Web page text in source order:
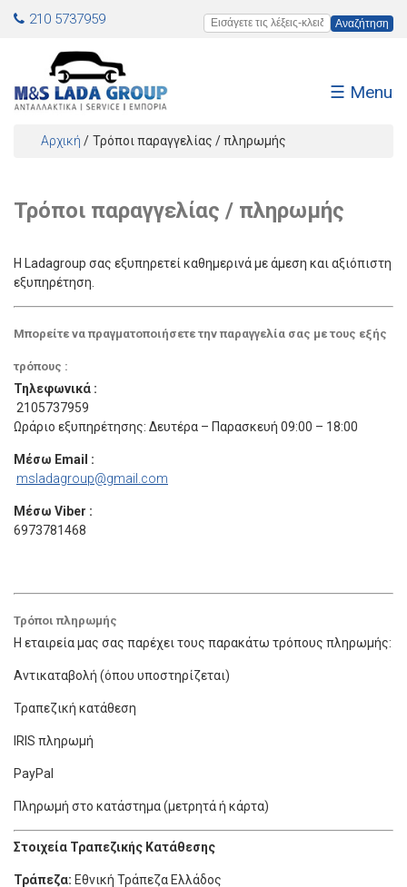
Jump to navigation
210 5737959 Εισάγετε τις λέξεις-κλειδιά
☰ Menu
Είστε εδώ
Αρχική / Τρόποι παραγγελίας / πληρωμής
Τρόποι παραγγελίας / πληρωμής
Η Ladagroup σας εξυπηρετεί καθημερινά με άμεση και αξιόπιστη
εξυπηρέτηση.
Μπορείτε να πραγματοποιήσετε την παραγγελία σας με τους εξής
τρόπους :
Τηλεφωνικά :
2105737959
Ωράριο εξυπηρέτησης: Δευτέρα – Παρασκευή 09:00 – 18:00
Μέσω Email :
msladagroup@gmail.com
Μέσω Viber :
6973781468
Τρόποι πληρωμής
Η εταιρεία μας σας παρέχει τους παρακάτω τρόπους πληρωμής:
Αντικαταβολή (όπου υποστηρίζεται)
Τραπεζική κατάθεση
IRIS πληρωμή
PayPal
Πληρωμή στο κατάστημα (μετρητά ή κάρτα)
Στοιχεία Τραπεζικής Κατάθεσης
Τράπεζα: Εθνική Τράπεζα Ελλάδος